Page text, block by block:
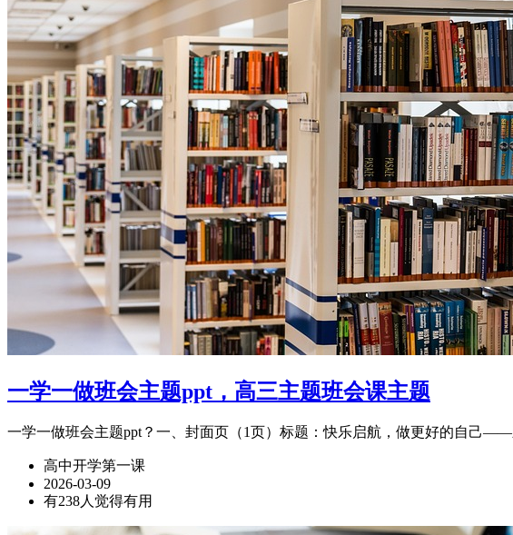
一学一做班会主题ppt，高三主题班会课主题
一学一做班会主题ppt？一、封面页（1页）标题：快乐启航，做更好的自己
高中开学第一课
2026-03-09
有238人觉得有用